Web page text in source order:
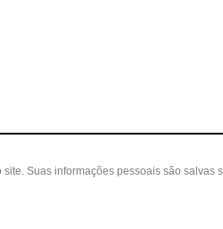
Suas informações pessoais são